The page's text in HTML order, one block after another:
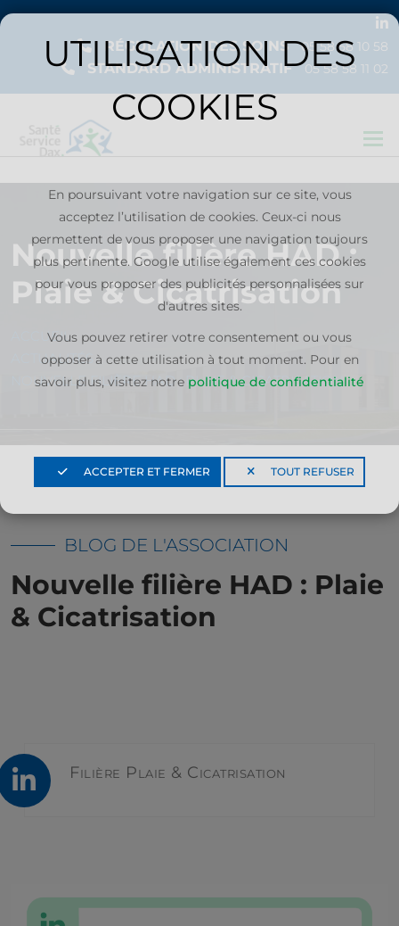
RÉGULATION DES SOINS 05 58 58 10 58
STANDARD ADMINISTRATIF 05 58 58 11 02
ACCUEIL
L’ASSOCIATION
L’OFFRE
DE SOIN
LE
Nouvelle filière HAD :
Plaie & Cicatrisation
ACCUEIL
ACTUALITÉS
NOUVELLE FILIÈRE HAD : PLAIE & CICATRISATION
BLOG DE L'ASSOCIATION
Nouvelle filière HAD : Plaie
& Cicatrisation
Filière Plaie & Cicatrisation
UTILISATION DES
COOKIES
En poursuivant votre navigation sur ce site, vous
acceptez l’utilisation de cookies. Ceux-ci nous
permettent de vous proposer une navigation toujours
plus pertinente. Google utilise également ces cookies
pour vous proposer des publicités personnalisées sur
d'autres sites.
Vous pouvez retirer votre consentement ou vous
opposer à cette utilisation à tout moment. Pour en
savoir plus, visitez notre politique de confidentialité
ACCEPTER ET FERMER TOUT REFUSER